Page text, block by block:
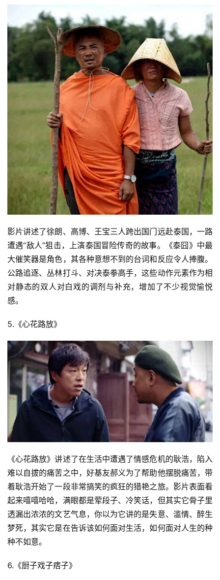
影片讲述了徐朗、高博、王宝三人跨出国门远赴泰国，一路
遭遇“敌人”狙击，上演泰国冒险传奇的故事。《泰囧》中最
大催笑器是角色，其各种意想不到的台词和反应令人捧腹。
公路追逐、丛林打斗、对决泰拳高手，这些动作元素作为相
对静态的双人对白戏的调剂与补充，增加了不少视觉愉悦
感。
5.《心花路放》
《心花路放》讲述了在生活中遭遇了情感危机的耿浩，陷入
难以自拔的痛苦之中，好基友郝义为了帮助他摆脱痛苦，带
着耿浩开始了一段非常搞笑的疯狂的猎艳之旅。影片表面看
起来嘻嘻哈哈，满眼都是荤段子、冷笑话，但其实它骨子里
透漏出浓浓的文艺气息，你以为它讲的是失意、滥情、醉生
梦死，其实它是在告诉该如何面对生活，如何面对人生的种
种不如意。
6.《厨子戏子痞子》